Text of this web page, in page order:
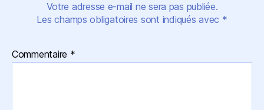
Votre adresse e-mail ne sera pas publiée.
Les champs obligatoires sont indiqués avec *
Commentaire *